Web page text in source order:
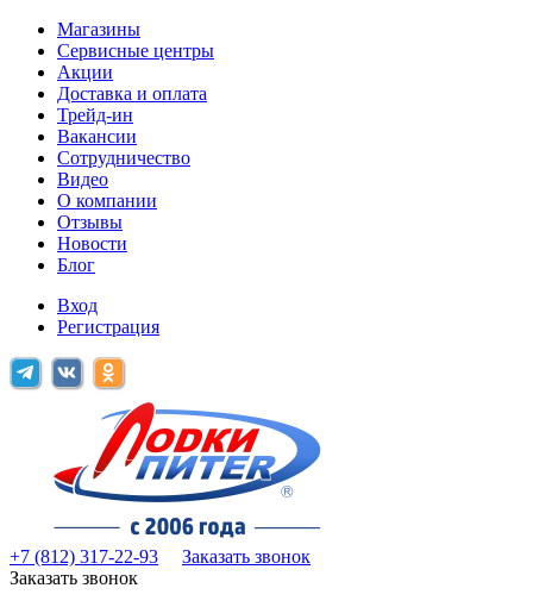
Магазины
Сервисные центры
Акции
Доставка и оплата
Трейд-ин
Вакансии
Сотрудничество
Видео
О компании
Отзывы
Новости
Блог
Вход
Регистрация
+7 (812) 317-22-93
Заказать звонок
Заказать звонок